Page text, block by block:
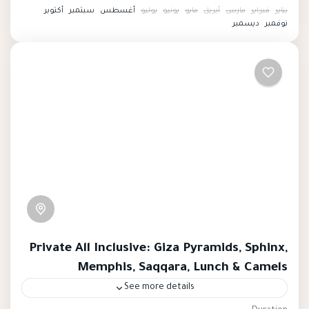
Temple of Karnak, and the Nile River.
يناير فبراير مارس أبريل مايو يونيو يوليو أغسطس سبتمبر
أكتوبر
نوفمبر
ديسمبر
Private All Inclusive: Giza Pyramids, Sphinx,
Memphis, Saqqara, Lunch & Camels
See more details